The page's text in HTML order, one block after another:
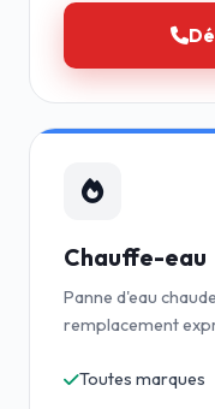
Chauffe-eau
Panne d'eau
remplacement
Toutes marques